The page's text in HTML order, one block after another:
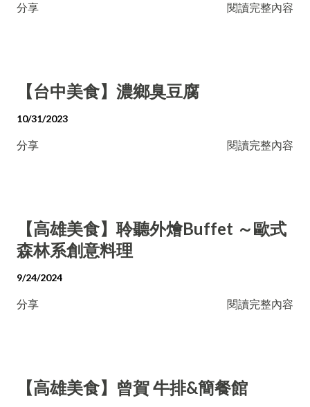
分享 閱讀完整內容
【台中美食】濃鄉臭豆腐
10/31/2023
分享 閱讀完整內容
【高雄美食】聆聽外燴Buffet ～歐式
森林系創意料理
9/24/2024
分享 閱讀完整內容
【高雄美食】曾賀 牛排&簡餐館